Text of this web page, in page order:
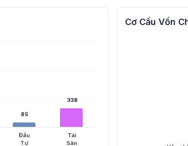
85
85
338
338
Đầu
Tư
Tài
Sản
Cơ Cấu Vốn